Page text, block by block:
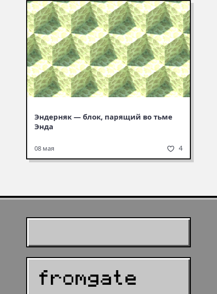
Эндерняк — блок, парящий во тьме
Энда
08 мая 4
муушрумом или мушрумом